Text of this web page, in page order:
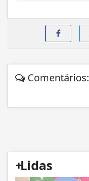
Comentários:
+
Lidas